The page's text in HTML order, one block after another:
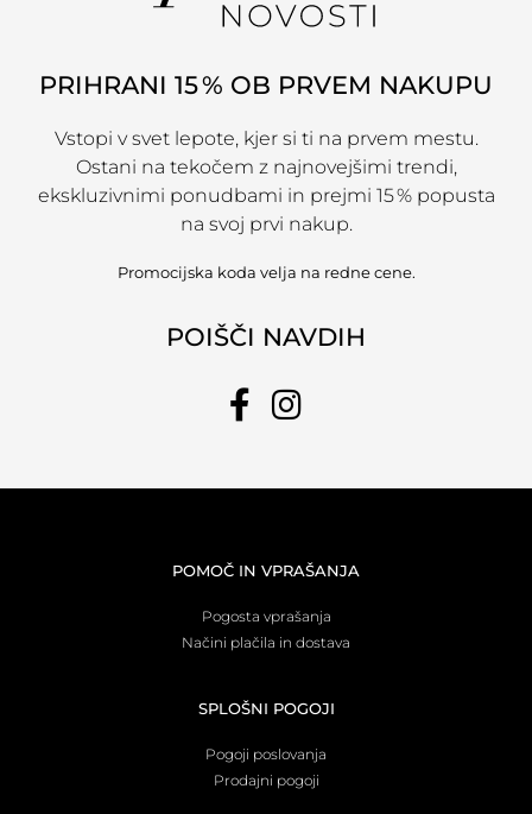
PRIHRANI 15 % OB PRVEM NAKUPU
Vstopi v svet lepote, kjer si ti na prvem mestu.
Ostani na tekočem z najnovejšimi trendi,
ekskluzivnimi ponudbami in prejmi 15 % popusta
na svoj prvi nakup.
Promocijska koda velja na redne cene.
POIŠČI NAVDIH
POMOČ IN VPRAŠANJA
Pogosta vprašanja
Načini plačila in dostava
SPLOŠNI POGOJI
Pogoji poslovanja
Prodajni pogoji